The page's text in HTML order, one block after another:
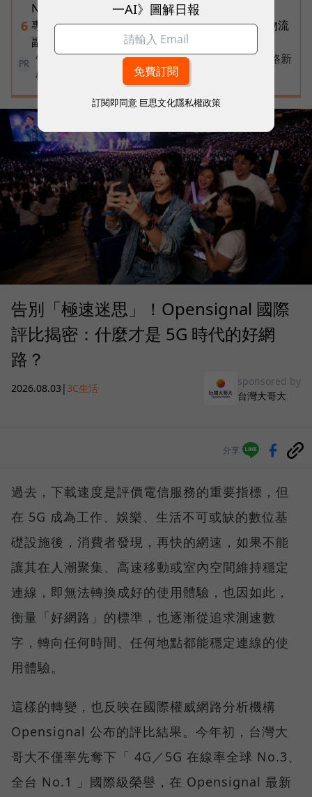
Notebooks、Spark、提示詞架構全打包
6 專訪｜進貨沒變快，momo為何仍導入機器人？物流
副總揭比拚速度更棘手的缺工難題
PR
告別極速迷思！台灣大哥大奪國際雙冠揭密好網路新
標準
告別「極速迷思」！Opensignal 國際
評比揭密：什麼才是 5G 時代的好網
路？
2026.08.03 | 3C生活
sponsored by
台灣大哥大
分享
過去，下載速度是評價電信服務的重要指標，但
在 5G 成為工作、娛樂、生活不可或缺的數位基
礎設施後，消費者發現，再快的網速，如果不能
讓其在人潮聚集、高速移動或室內空間維持穩定
連線，即無法轉換成好的使用體驗，也因如此，
衡量「好網路」的標準，也逐漸從追求測速數
字，轉向任何時間、任何地點都能穩定連線的使
用體驗。
這樣的轉變，也反映在國際權威網路分析機構
Opensignal 公布的評比結果。今年初，台灣大
哥大不僅率先奪下「 4G／5G 在線率全球 No.3、
全台 No.1 」國際級榮譽，在 Opensignal 最新
一AI》圖解日報
訂閱即同意 巨思文化隱私權政策